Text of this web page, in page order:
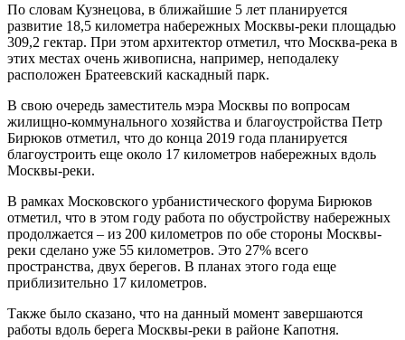
По словам Кузнецова, в ближайшие 5 лет планируется
развитие 18,5 километра набережных Москвы-реки площадью
309,2 гектар. При этом архитектор отметил, что Москва-река в
этих местах очень живописна, например, неподалеку
расположен Братеевский каскадный парк.
В свою очередь заместитель мэра Москвы по вопросам
жилищно-коммунального хозяйства и благоустройства Петр
Бирюков отметил, что до конца 2019 года планируется
благоустроить еще около 17 километров набережных вдоль
Москвы-реки.
В рамках Московского урбанистического форума Бирюков
отметил, что в этом году работа по обустройству набережных
продолжается – из 200 километров по обе стороны Москвы-
реки сделано уже 55 километров. Это 27% всего
пространства, двух берегов. В планах этого года еще
приблизительно 17 километров.
Также было сказано, что на данный момент завершаются
работы вдоль берега Москвы-реки в районе Капотня.